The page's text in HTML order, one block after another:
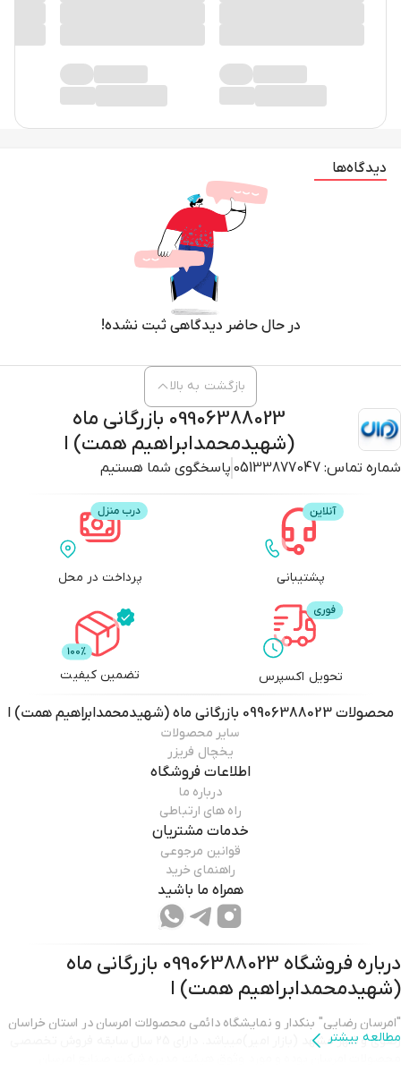
دیدگاه‌ها
در حال حاضر دیدگاهی ثبت نشده!
09906388023 بازرگانی ماه
(شهیدمحمدابراهیم همت) ا
شماره تماس: 05133877047 پاسخگوی شما هستیم
بازگشت به بالا
پشتیبانی پرداخت در محل
تحویل اکسپرس تضمین کیفیت
محصولات 09906388023 بازرگانی ماه (شهیدمحمدابراهیم همت) ا
سایر محصولات
یخچال فریزر
اطلاعات فروشگاه
درباره ما
راه های ارتباطی
خدمات مشتریان
قوانین مرجوعی
راهنمای خرید
همراه ما باشید
درباره فروشگاه
09906388023 بازرگانی ماه
(شهیدمحمدابراهیم همت) ا
"امرسان رضایی" بنکدار و نمایشگاه دائمی محصولات امرسان در استان خراسان
مطالعه بیشتر